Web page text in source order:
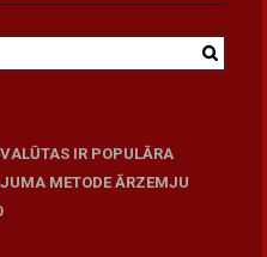
IR POPULĀRA
METODE ĀRZEMJU